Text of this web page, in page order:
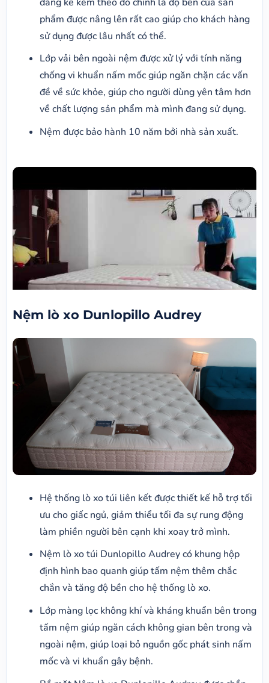
phẩm được nâng lên rất cao giúp cho khách hàng
sử dụng được lâu nhất có thể.
Lớp vải bên ngoài nệm được xử lý với tính năng
chống vi khuẩn nấm mốc giúp ngăn chặn các vấn
đề về sức khỏe, giúp cho người dùng yên tâm hơn
về chất lượng sản phẩm mà mình đang sử dụng.
Nệm được bảo hành 10 năm bởi nhà sản xuất.
Nệm lò xo Dunlopillo Audrey
Hệ thống lò xo túi liên kết được thiết kế hỗ trợ tối
ưu cho giấc ngủ, giảm thiểu tối đa sự rung động
làm phiền người bên cạnh khi xoay trở mình.
Nệm lò xo túi Dunlopillo Audrey có khung hộp
định hình bao quanh giúp tấm nệm thêm chắc
chắn và tăng độ bền cho hệ thống lò xo.
Lớp màng lọc không khí và kháng khuẩn bên trong
tấm nệm giúp ngăn cách không gian bên trong và
ngoài nệm, giúp loại bỏ nguồn gốc phát sinh nấm
mốc và vi khuẩn gây bệnh.